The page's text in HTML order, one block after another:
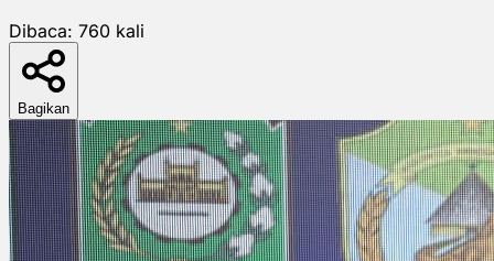
Dibaca: 760 kali
Bagikan